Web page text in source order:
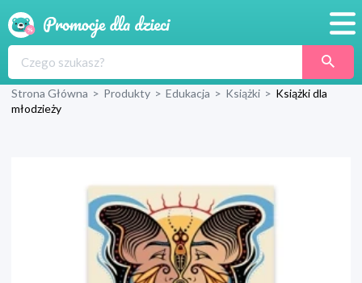
Produkty
Wyprawka
Strona Główna > Produkty > Edukacja > Książki > Książki dla
młodzieży